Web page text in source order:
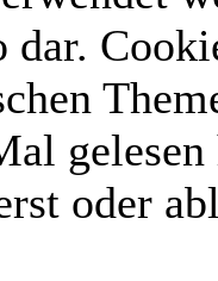
oder